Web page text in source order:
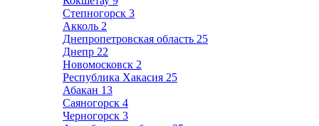
Степногорск 3
Акколь 2
Днепропетровская область 25
Днепр 22
Новомосковск 2
Республика Хакасия 25
Абакан 13
Саяногорск 4
Черногорск 3